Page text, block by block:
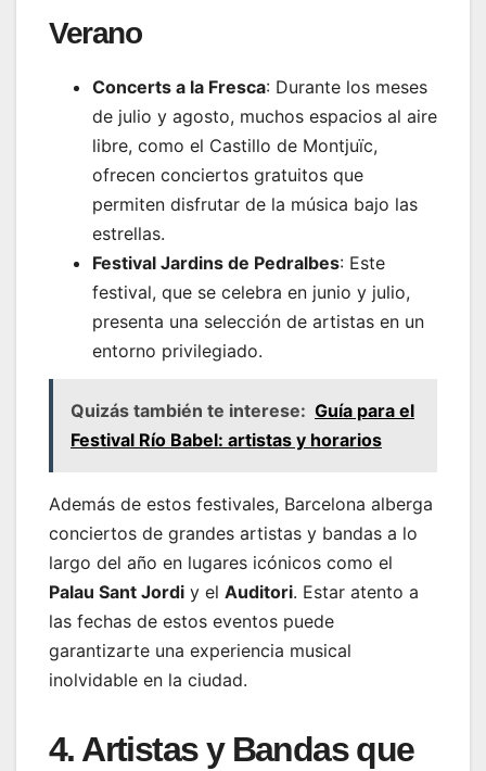
Verano
Concerts a la Fresca: Durante los meses
de julio y agosto, muchos espacios al aire
libre, como el Castillo de Montjuïc,
ofrecen conciertos gratuitos que
permiten disfrutar de la música bajo las
estrellas.
Festival Jardins de Pedralbes: Este
festival, que se celebra en junio y julio,
presenta una selección de artistas en un
entorno privilegiado.
Quizás también te interese: Guía para el
Festival Río Babel: artistas y horarios
Además de estos festivales, Barcelona alberga
conciertos de grandes artistas y bandas a lo
largo del año en lugares icónicos como el
Palau Sant Jordi y el Auditori. Estar atento a
las fechas de estos eventos puede
garantizarte una experiencia musical
inolvidable en la ciudad.
4. Artistas y Bandas que